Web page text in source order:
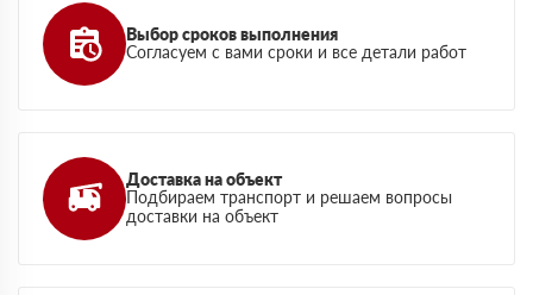
Выбор сроков выполнения
Согласуем с вами сроки и все детали работ
Доставка на объект
Подбираем транспорт и решаем вопросы
доставки на объект